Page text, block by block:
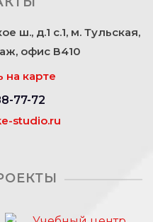
ш., д.1 с.1, м. Тульская,
офис В410
на карте
77-72
studio.ru